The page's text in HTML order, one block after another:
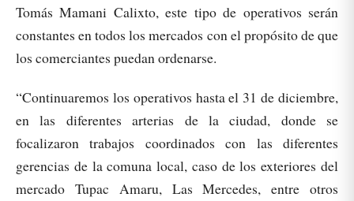
Tomás Mamani Calixto, este tipo de operativos serán
constantes en todos los mercados con el propósito de que
los comerciantes puedan ordenarse.
“Continuaremos los operativos hasta el 31 de diciembre,
en las diferentes arterias de la ciudad, donde se
focalizaron trabajos coordinados con las diferentes
gerencias de la comuna local, caso de los exteriores del
mercado Tupac Amaru, Las Mercedes, entre otros